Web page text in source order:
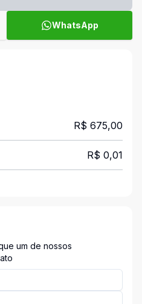
WhatsApp
R$ 675,00
R$ 0,01
um de nossos